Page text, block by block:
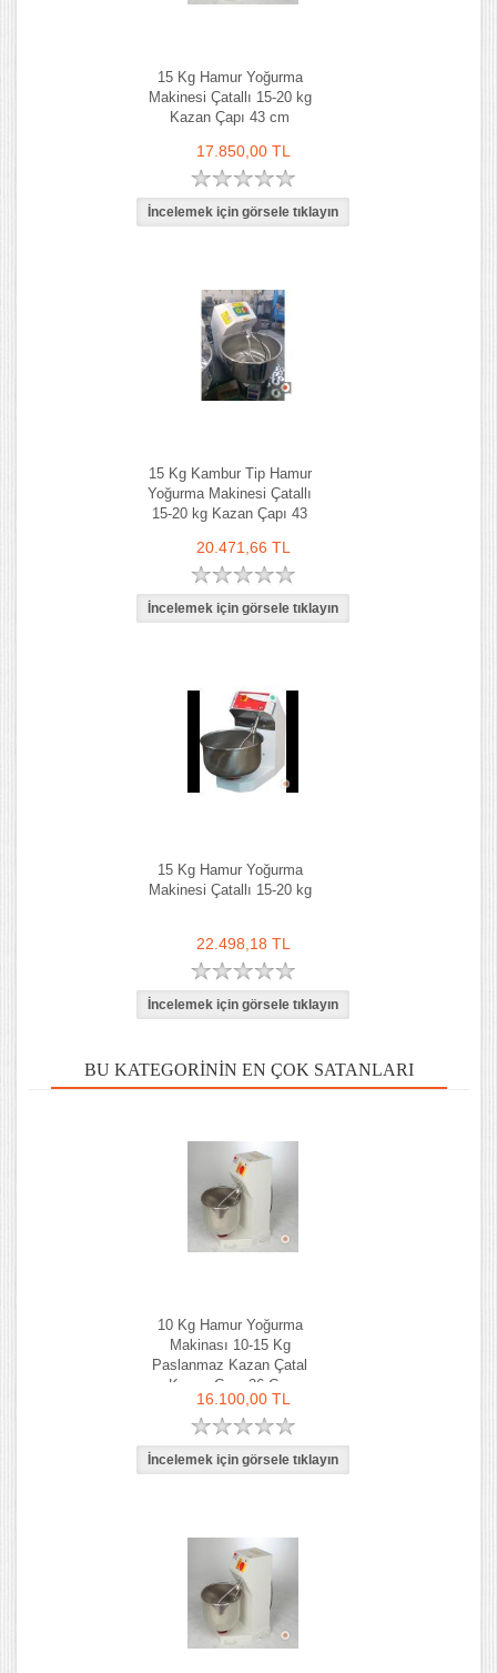
15 Kg Hamur Yoğurma
Makinesi Çatallı 15-20 kg
Kazan Çapı 43 cm
17.850,00 TL
15 Kg Kambur Tip Hamur
Yoğurma Makinesi Çatallı
15-20 kg Kazan Çapı 43
20.471,66 TL
15 Kg Hamur Yoğurma
Makinesi Çatallı 15-20 kg
22.498,18 TL
BU KATEGORININ EN ÇOK SATANLARI
10 Kg Hamur Yoğurma
Makinası 10-15 Kg
Paslanmaz Kazan Çatal
Kazan Çapı 36 Cm
16.100,00 TL